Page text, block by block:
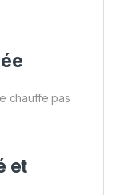
chauffe pas
et